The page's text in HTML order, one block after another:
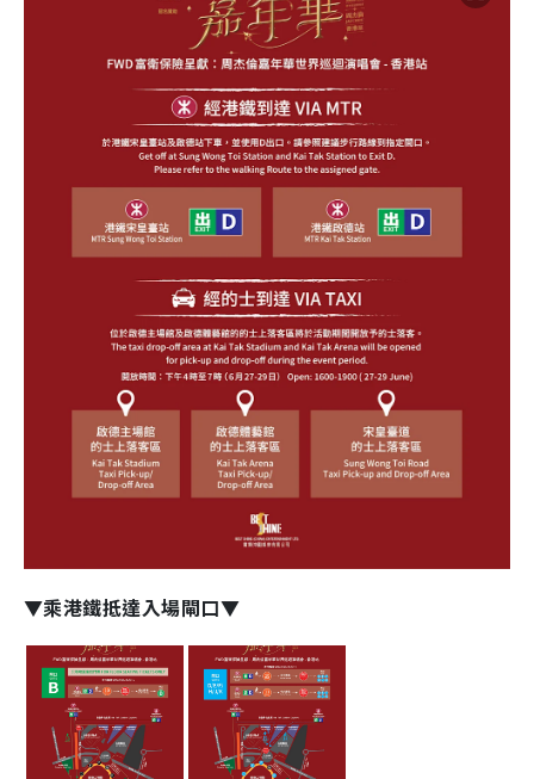
▼乘港鐵抵達入場閘口▼